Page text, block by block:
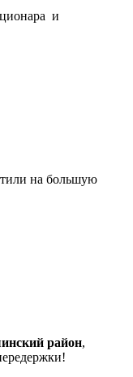
и
на большую
район,